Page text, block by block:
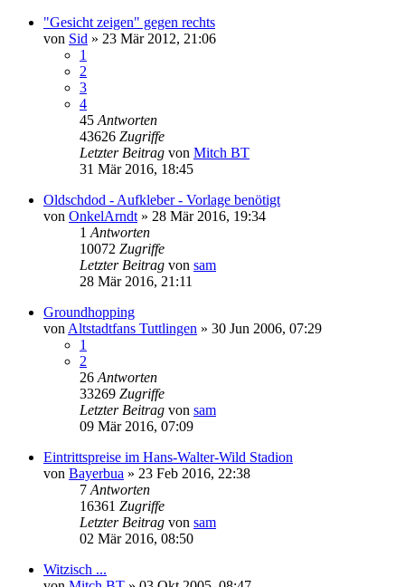
"Gesicht zeigen" gegen rechts
von Sid » 23 Mär 2012, 21:06
1
2
3
4
45 Antworten
43626 Zugriffe
Letzter Beitrag von Mitch BT
31 Mär 2016, 18:45
Oldschdod - Aufkleber - Vorlage benötigt
von OnkelArndt » 28 Mär 2016, 19:34
1 Antworten
10072 Zugriffe
Letzter Beitrag von sam
28 Mär 2016, 21:11
Groundhopping
von Altstadtfans Tuttlingen » 30 Jun 2006, 07:29
1
2
26 Antworten
33269 Zugriffe
Letzter Beitrag von sam
09 Mär 2016, 07:09
Eintrittspreise im Hans-Walter-Wild Stadion
von Bayerbua » 23 Feb 2016, 22:38
7 Antworten
16361 Zugriffe
Letzter Beitrag von sam
02 Mär 2016, 08:50
Witzisch ...